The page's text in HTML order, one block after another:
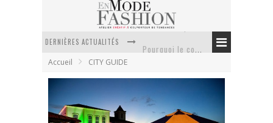
DERNIÈRES ACTUALITÉS
Accueil CITY GUIDE